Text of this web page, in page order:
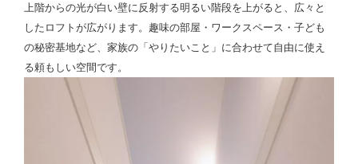
上階からの光が白い壁に反射する明るい階段を上がると、広々と
したロフトが広がります。趣味の部屋・ワークスペース・子ども
の秘密基地など、家族の「やりたいこと」に合わせて自由に使え
る頼もしい空間です。